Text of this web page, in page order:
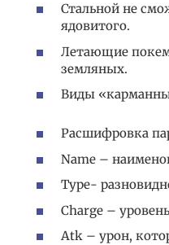
Стальной не
ядовитого.
Летающие
земляных.
Виды
Расшифровка
Name –
Type-
Charge –
Atk – урон,